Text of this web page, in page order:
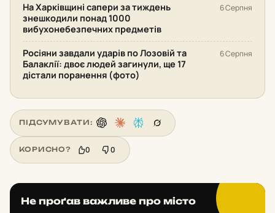
На Харківщині сапери за тиждень
знешкодили понад 1000
вибухонебезпечних предметів
6 Серпня
Росіяни завдали ударів по Лозовій та
Балаклії: двоє людей загинули, ще 17
дістали поранення (фото)
6 Серпня
ПІДСУМУВАТИ:
КОРИСНО? 0 0
Не проґав важливе про місто